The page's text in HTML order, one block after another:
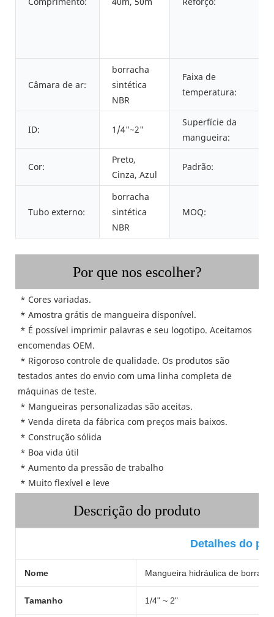
Câmara de ar:
borracha
sintética
NBR
Faixa de
temperatura:
ID: 1/4"~2"
Superfície da
mangueira:
Cor:
Preto,
Cinza, Azul
Padrão:
Tubo externo:
borracha
sintética
NBR
MOQ:
Por que nos escolher?
* Cores variadas.
* Amostra grátis de mangueira disponível.
encomendas OEM.
testados antes do envio com uma linha completa de
máquinas de teste.
* Mangueiras personalizadas são aceitas.
* Venda direta da fábrica com preços mais baixos.
* Construção sólida
* Boa vida útil
* Aumento da pressão de trabalho
* Muito flexível e leve
Descrição do produto
Detalhes do
Nome Mangueira hidráulica de
Tamanho 1/4" ~ 2"